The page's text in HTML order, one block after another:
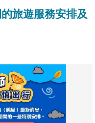
旅遊服務安排及